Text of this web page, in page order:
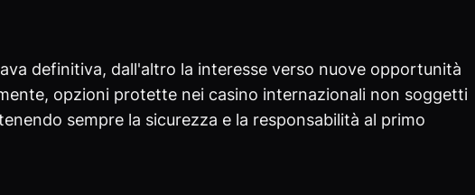
definitiva, dall'altro la interesse verso nuove opportunità
opzioni protette nei casino internazionali non soggetti
sempre la sicurezza e la responsabilità al primo